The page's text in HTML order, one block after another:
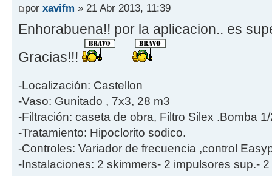
por xavifm » 21 Abr 2013, 11:39
Enhorabuena!! por la aplicacion.. es
Gracias!!!
-Localización: Castellon
-Vaso: Gunitado , 7x3, 28 m3
-Filtración: caseta de obra, Filtro Silex .Bomba
-Tratamiento: Hipoclorito sodico.
-Controles: Variador de frecuencia ,control
-Instalaciones: 2 skimmers- 2 impulsores sup.-